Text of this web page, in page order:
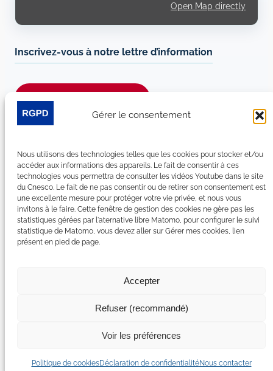
Gérer le consentement
Nous utilisons des technologies telles que les cookies pour stocker et/ou
accéder aux informations des appareils. Le fait de consentir à ces
technologies vous permettra de consulter les vidéos Youtube dans le site
du Cnesco. Le fait de ne pas consentir ou de retirer son consentement est
une excellente mesure pour protéger votre vie privée, et nous vous
invitons à le faire. Cette fenêtre de gestion des cookies ne gère pas les
statistiques gérées par l'aternative libre Matomo, pour configurer le suivi
statistique de Matomo, vous devez aller sur Gérer mes cookies, lien
présent en pied de page.
Accepter
Refuser (recommandé)
Voir les préférences
Politique de cookiesDéclaration de confidentialitéNous contacter
Open Map directly
Inscrivez-vous à notre lettre d’information
LinkedIn
YouTube
Facebook
Bluesky
Plan du site
Mentions légales
Gérer mes cookies
Déclaration de confidentialité